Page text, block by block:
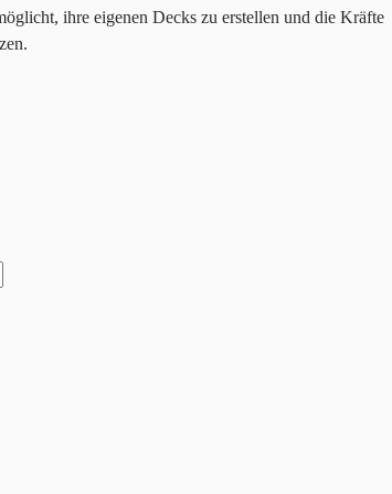
ihre eigenen Decks zu erstellen und die Kräfte